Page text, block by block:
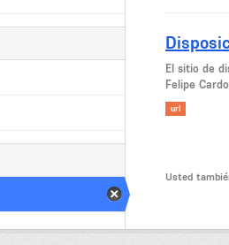
El sitio de
Felipe
url
Usted